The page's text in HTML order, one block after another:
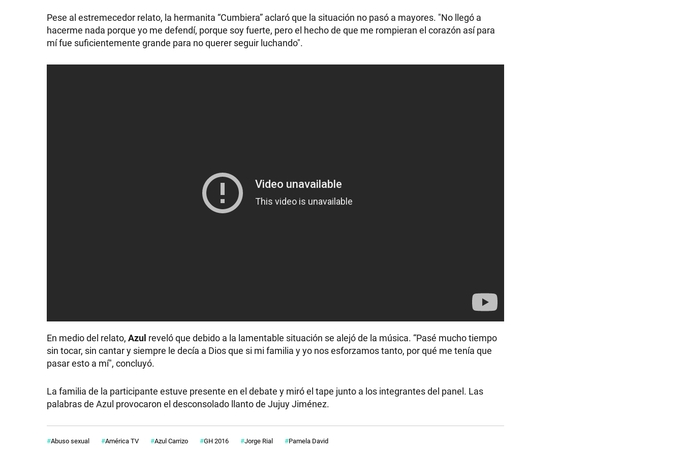
Pese al estremecedor relato, la hermanita “Cumbiera” aclaró que la situación no pasó a mayores. "No llegó a
hacerme nada porque yo me defendí, porque soy fuerte, pero el hecho de que me rompieran el corazón así para
mí fue suficientemente grande para no querer seguir luchando".
En medio del relato, Azul reveló que debido a la lamentable situación se alejó de la música. “Pasé mucho tiempo
sin tocar, sin cantar y siempre le decía a Dios que si mi familia y yo nos esforzamos tanto, por qué me tenía que
pasar esto a mí", concluyó.
La familia de la participante estuve presente en el debate y miró el tape junto a los integrantes del panel. Las
palabras de Azul provocaron el desconsolado llanto de Jujuy Jiménez.
Abuso sexual América TV Azul Carrizo GH 2016 Jorge Rial Pamela David